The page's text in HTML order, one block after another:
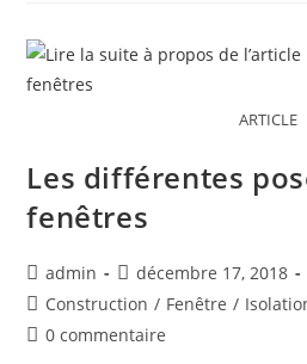
ARTICLE
Les différentes
fenêtres
admin
décembre 17, 2018
Construction / Fenêtre /
0 commentaire